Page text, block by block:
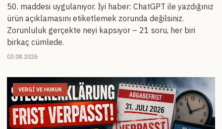
50. maddesi uygulanıyor. İyi haber: ChatGPT ile yazdığınız
ürün açıklamasını etiketlemek zorunda değilsiniz.
Zorunluluk gerçekte neyi kapsıyor – 21 soru, her biri
birkaç cümlede.
03.08.2026
VERGI VE HUKUK